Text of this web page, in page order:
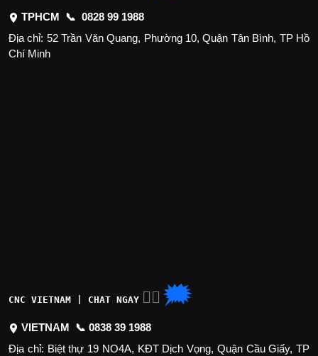
TPHCM 📞 0828 99 1988
Địa chỉ: 52 Trần Văn Quang, Phường 10, Quận Tân Bình, TP Hồ
Chí Minh
CNC VIETNAM | CHAT NGAY 👉🏽 🗯
VIETNAM 📞 0838 39 1988
Địa chỉ: Biệt thự 19 NO4A, KĐT Dịch Vọng, Quận Cầu Giấy, TP